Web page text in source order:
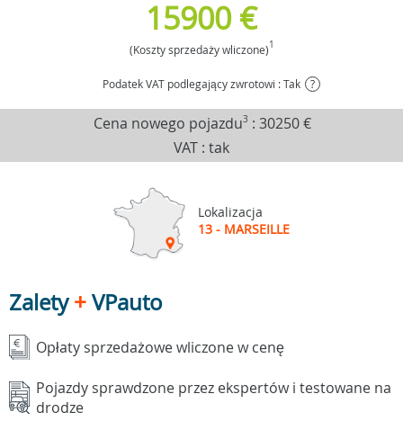
15900 €
(Koszty sprzedaży wliczone)1
Podatek VAT podlegający zwrotowi : Tak ?
Cena nowego pojazdu3 :30250 €
VAT : tak
Lokalizacja
13 - MARSEILLE
Zalety+VPauto
Opłaty sprzedażowe wliczone w cenę
Pojazdy sprawdzone przez ekspertów i testowane na
drodze